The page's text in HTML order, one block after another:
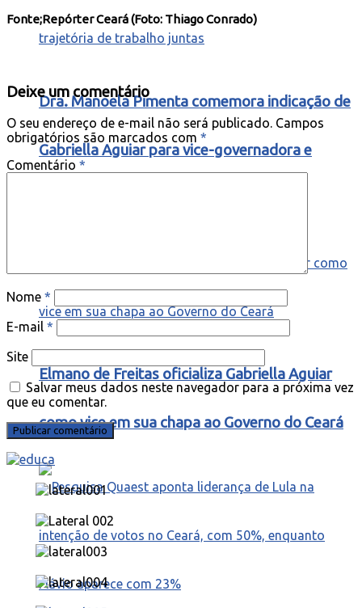
Dra. Manoela Pimenta comemora indicação de
Gabriella Aguiar para vice-governadora e
Elmano de Freitas oficializa Gabriella Aguiar
como vice em sua chapa ao Governo do Ceará
Fonte;Repórter Ceará (Foto: Thiago Conrado)
Deixe um comentário
O seu endereço de e-mail não será publicado. Campos
obrigatórios são marcados com *
Comentário *
Nome *
E-mail *
Site
Salvar meus dados neste navegador para a próxima vez
que eu comentar.